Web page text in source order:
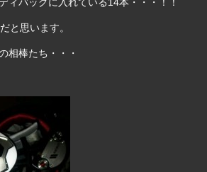
と思います。
相棒たち・・・